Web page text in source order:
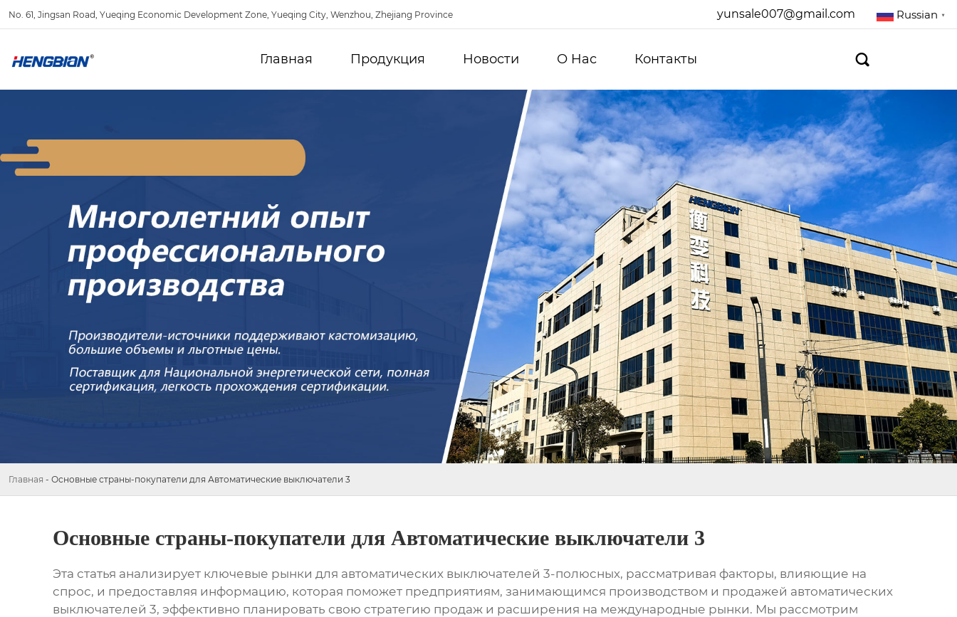
No. 61, Jingsan Road, Yueqing Economic Development Zone, Yueqing City, Wenzhou, Zhejiang Province yunsale007@gmail.com Russian ▼
Главная Продукция Новости О Hас Контакты 
Главная - Основные страны-покупатели для Автоматические выключатели 3
Основные страны-покупатели для Автоматические выключатели 3
Эта статья анализирует ключевые рынки для автоматических выключателей 3-полюсных, рассматривая факторы, влияющие на
спрос, и предоставляя информацию, которая поможет предприятиям, занимающимся производством и продажей автоматических
выключателей 3, эффективно планировать свою стратегию продаж и расширения на международные рынки. Мы рассмотрим